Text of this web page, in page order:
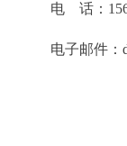
电 话：
电子邮件：